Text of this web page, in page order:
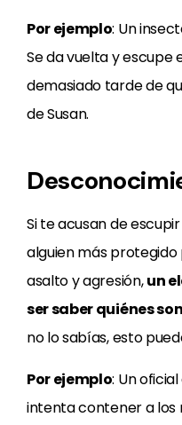
Por ejemplo: Un
Se da vuelta y escupe
demasiado tarde de
de Susan.
Si te acusan de
alguien más
asalto y agresión,un
ser saber quiénes
no lo sabías, esto
Por ejemplo: Un
intenta contener a los